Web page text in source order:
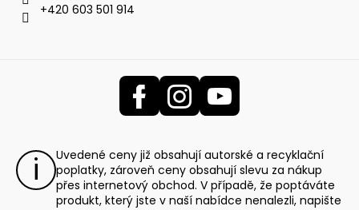
+420 603 501 914
Uvedené ceny již obsahují autorské a recyklační
poplatky, zároveň ceny obsahují slevu za nákup
přes internetový obchod. V případě, že poptáváte
produkt, který jste v naší nabídce nenalezli, napište